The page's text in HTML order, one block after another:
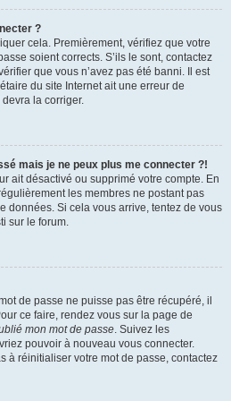
?
cela. Premièrement, vérifiez que votre
soient corrects. S’ils le sont, contactez
que vous n’avez pas été banni. Il est
du site Internet ait une erreur de
la corriger.
mais je ne peux plus me connecter ?!
ait désactivé ou supprimé votre compte. En
les membres ne postant pas
données. Si cela vous arrive, tentez de vous
sur le forum.
de passe ne puisse pas être récupéré, il
ce faire, rendez vous sur la page de
mon mot de passe. Suivez les
pouvoir à nouveau vous connecter.
à réinitialiser votre mot de passe, contactez